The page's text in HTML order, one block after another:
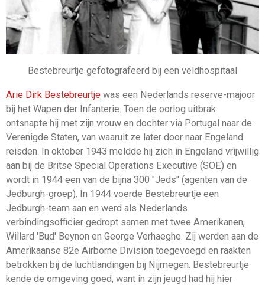
Bestebreurtje gefotografeerd bij een veldhospitaal
Arie Dirk Bestebreurtje was een Nederlands reserve-majoor
bij het Wapen der Infanterie. Toen de oorlog uitbrak
ontsnapte hij met zijn vrouw en dochter via Portugal naar de
Verenigde Staten, van waaruit ze later door naar Engeland
reisden. In oktober 1943 meldde hij zich in Engeland vrijwillig
aan bij de Britse Special Operations Executive (SOE) en
wordt in 1944 een van de bijna 300 "Jeds" (agenten van de
Jedburgh-groep). In 1944 voerde Bestebreurtje een
Jedburgh-team aan en werd als Nederlands
verbindingsofficier gedropt samen met twee Amerikanen,
Willard 'Bud' Beynon en George Verhaeghe. Zij werden aan de
Amerikaanse 82e Airborne Division toegevoegd en raakten
betrokken bij de luchtlandingen bij Nijmegen. Bestebreurtje
kende de omgeving goed, want in zijn jeugd had hij hier